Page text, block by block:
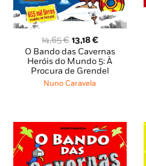
14,65€ O
preço
original
era:
14,65 €.
13,18€O
preço
atual
é:
O Bando das Cavernas
Heróis do Mundo 5: À
Procura de Grendel
Nuno Caravela